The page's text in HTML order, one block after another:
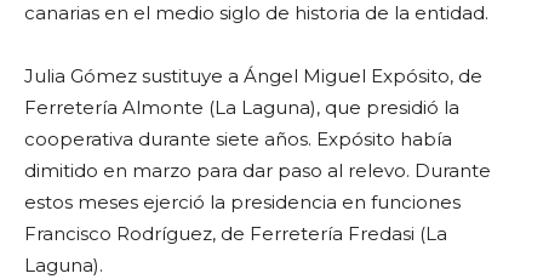
canarias en el medio siglo de historia de la entidad.
Julia Gómez sustituye a Ángel Miguel Expósito, de
Ferretería Almonte (La Laguna), que presidió la
cooperativa durante siete años. Expósito había
dimitido en marzo para dar paso al relevo. Durante
estos meses ejerció la presidencia en funciones
Francisco Rodríguez, de Ferretería Fredasi (La
Laguna).